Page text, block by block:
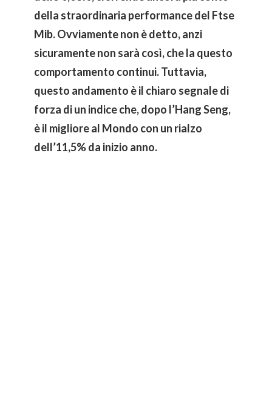
della straordinaria performance del Ftse
Mib. Ovviamente non è detto, anzi
sicuramente non sarà così, che la questo
comportamento continui. Tuttavia,
questo andamento è il chiaro segnale di
forza di un indice che, dopo l’Hang Seng,
è il migliore al Mondo con un rialzo
dell’11,5% da inizio anno.